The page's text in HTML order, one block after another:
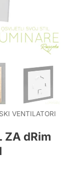
VENTILATORI
ZA dRim